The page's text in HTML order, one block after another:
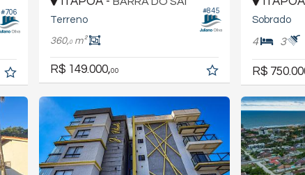
#706 #845
Terreno
360,0m²
R$ 149.000,00
Sobrado
4 3
R$